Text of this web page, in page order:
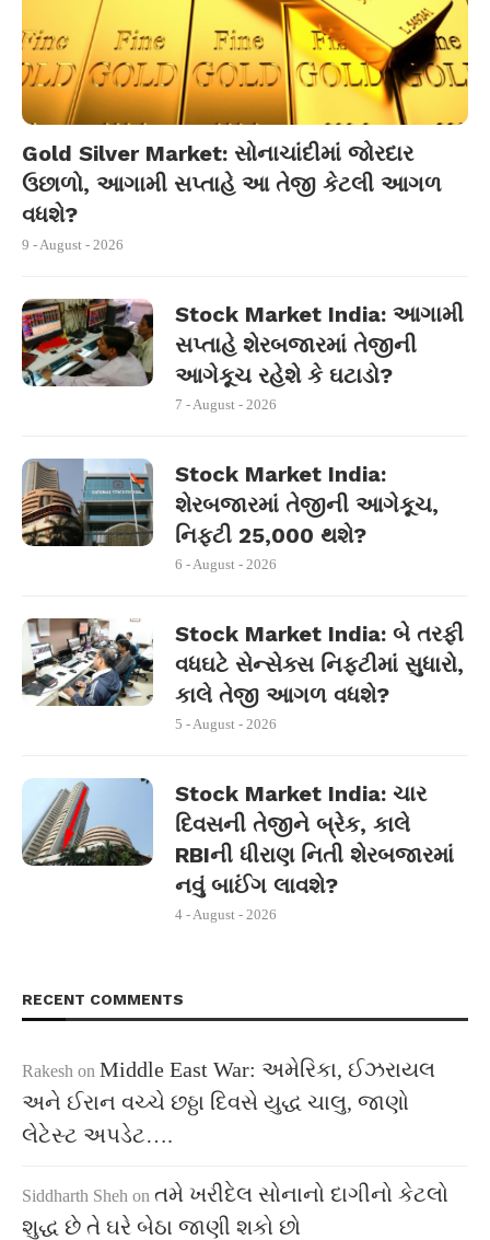
Gold Silver Market: સોનાચાંદીમાં જોરદાર
ઉછાળો, આગામી સપ્તાહે આ તેજી કેટલી આગળ
વધશે?
9 - August - 2026
Stock Market India: આગામી
સપ્તાહે શેરબજારમાં તેજીની
આગેકૂચ રહેશે કે ઘટાડો?
7 - August - 2026
Stock Market India:
શેરબજારમાં તેજીની આગેકૂચ,
નિફ્ટી 25,000 થશે?
6 - August - 2026
Stock Market India: બે તરફી
વધઘટે સેન્સેક્સ નિફ્ટીમાં સુધારો,
કાલે તેજી આગળ વધશે?
5 - August - 2026
Stock Market India: ચાર
દિવસની તેજીને બ્રેક, કાલે
RBIની ધીરાણ નિતી શેરબજારમાં
નવું બાઈંગ લાવશે?
4 - August - 2026
RECENT COMMENTS
Rakesh on Middle East War: અમેરિકા, ઈઝરાયલ
અને ઈરાન વચ્ચે છઠ્ઠા દિવસે યુદ્ધ ચાલુ, જાણો
લેટેસ્ટ અપડેટ….
Siddharth Sheh on તમે ખરીદેલ સોનાનો દાગીનો કેટલો
શુદ્ધ છે તે ઘરે બેઠા જાણી શકો છો